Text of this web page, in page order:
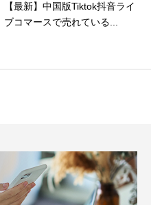
【最新】中国版Tiktok抖音ライ
ブコマースで売れている...